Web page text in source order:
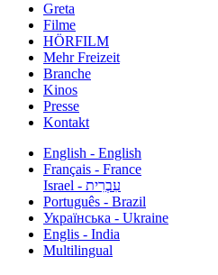
Greta
Filme
HÖRFILM
Mehr Freizeit
Branche
Kinos
Presse
Kontakt
English - English
Français - France
עִבְרִית - Israel
Português - Brazil
Українська - Ukraine
Englis - India
Multilingual